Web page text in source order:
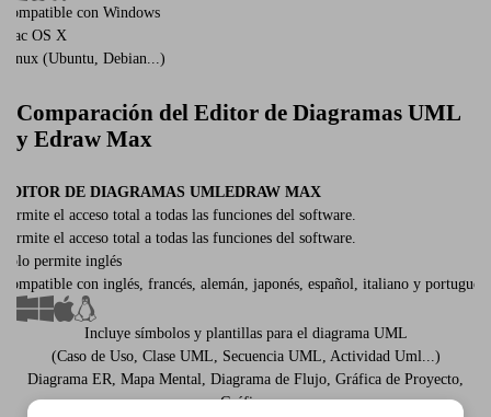
Compatible con Windows
Mac OS X
Linux (Ubuntu, Debian...)
Comparación del Editor de Diagramas UML
y Edraw Max
EDITOR DE DIAGRAMAS UMLEDRAW MAX
Permite el acceso total a todas las funciones del software.
Permite el acceso total a todas las funciones del software.
Sólo permite inglés
Compatible con inglés, francés, alemán, japonés, español, italiano y portugués
Incluye símbolos y plantillas para el diagrama UML
(Caso de Uso, Clase UML, Secuencia UML, Actividad Uml...)
Diagrama ER, Mapa Mental, Diagrama de Flujo, Gráfica de Proyecto,
Gráfica,